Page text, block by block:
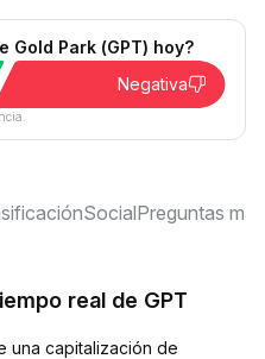
Gold Park (GPT) hoy?
Negativa
SocialPreguntas
real de GPT
una capitalización de